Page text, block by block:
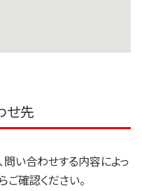
せ先
い合わせする内容によっ
確認ください。